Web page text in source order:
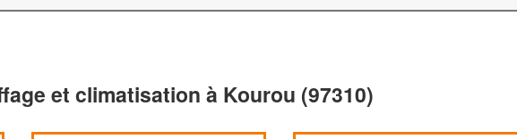
et climatisation à Kourou (97310)